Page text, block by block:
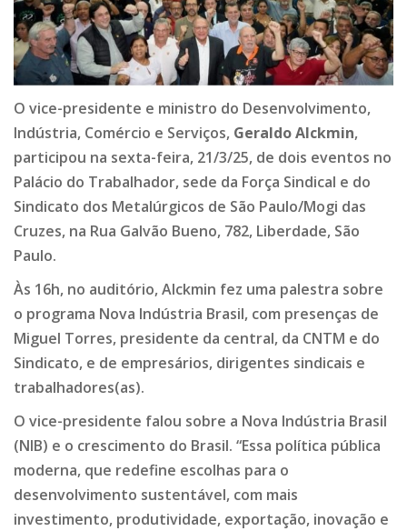
O vice-presidente e ministro do Desenvolvimento,
Indústria, Comércio e Serviços, Geraldo Alckmin,
participou na sexta-feira, 21/3/25, de dois eventos no
Palácio do Trabalhador, sede da Força Sindical e do
Sindicato dos Metalúrgicos de São Paulo/Mogi das
Cruzes, na Rua Galvão Bueno, 782, Liberdade, São
Paulo.
Às 16h, no auditório, Alckmin fez uma palestra sobre
o programa Nova Indústria Brasil, com presenças de
Miguel Torres, presidente da central, da CNTM e do
Sindicato, e de empresários, dirigentes sindicais e
trabalhadores(as).
O vice-presidente falou sobre a Nova Indústria Brasil
(NIB) e o crescimento do Brasil. “Essa política pública
moderna, que redefine escolhas para o
desenvolvimento sustentável, com mais
investimento, produtividade, exportação, inovação e